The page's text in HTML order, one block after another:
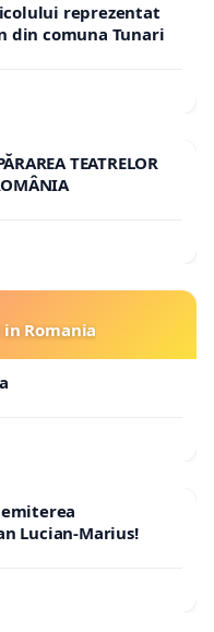
reprezentat
din comuna Tunari
TEATRELOR
Romania
Lucian-Marius!